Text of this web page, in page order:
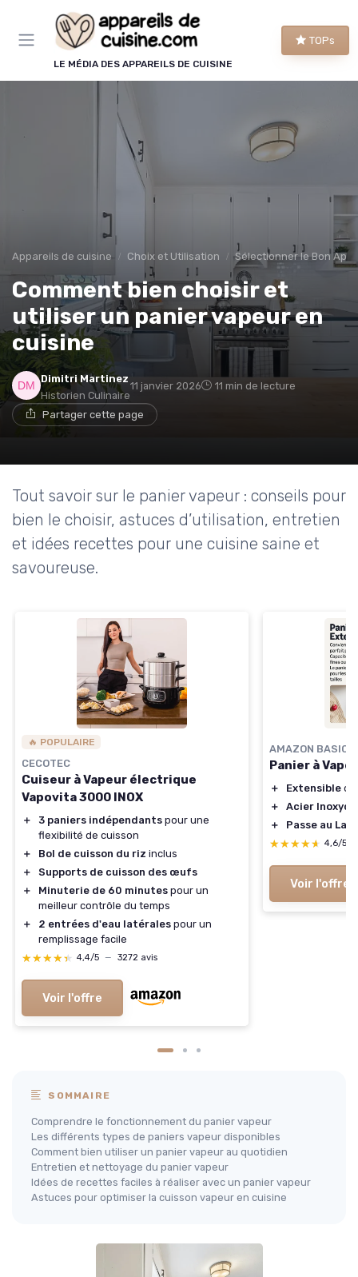
LE MÉDIA DES APPAREILS DE CUISINE
TOPs
Appareils de cuisine Choix et Utilisation Sélectionner le Bon
Comment bien choisir et
utiliser un panier vapeur en
cuisine
Dimitri Martinez
Historien Culinaire
11 janvier 2026 11 min de lecture
Partager cette page
Tout savoir sur le panier vapeur : conseils pour
bien le choisir, astuces d’utilisation, entretien
et idées recettes pour une cuisine saine et
savoureuse.
🔥 POPULAIRE
CECOTEC
Cuiseur à Vapeur électrique
Vapovita 3000 INOX
＋ 3 paniers indépendants pour une
flexibilité de cuisson
＋
Bol de cuisson du riz inclus
＋
Supports de cuisson des œufs
＋
Minuterie de 60 minutes pour un
meilleur contrôle du temps
＋
2 entrées d'eau latérales pour un
remplissage facile
★★★★★
★★★★★ 4,4/5 — 3272 avis
Voir l'offre
AMAZON BASICS
Panier à
＋ Extensible de
＋
Acier
＋
Passe au
★★★★★
★★★★★ 4,6/5
Voir l'offre
SOMMAIRE
Comprendre le fonctionnement du panier vapeur
Les différents types de paniers vapeur disponibles
Comment bien utiliser un panier vapeur au quotidien
Entretien et nettoyage du panier vapeur
Idées de recettes faciles à réaliser avec un panier vapeur
Astuces pour optimiser la cuisson vapeur en cuisine
Panneau de gestion des cookies